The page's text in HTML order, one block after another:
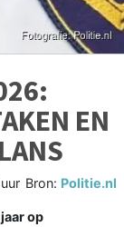
EN
Bron: Politie.nl
op